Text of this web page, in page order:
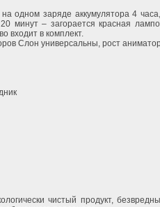
одном заряде аккумулятора 4
минут – загорается красная
входит в комплект.
Слон универсальны, рост
чистый продукт,